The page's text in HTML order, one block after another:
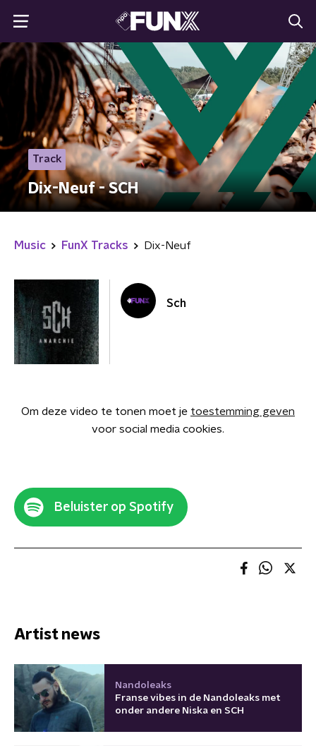
Track
Dix-Neuf - SCH
Music FunX Tracks Dix-Neuf
Sch
Om deze video te tonen moet je toestemming geven
voor social media cookies.
Beluister op Spotify
Artist news
Nandoleaks
Franse vibes in de Nandoleaks met
onder andere Niska en SCH